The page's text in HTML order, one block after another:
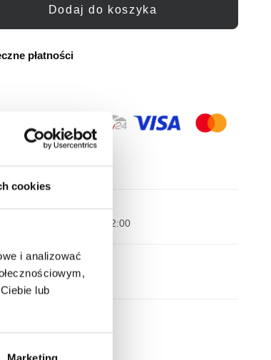
cookies
i analizować
lub
Dodaj do koszyka
płatności
nawet w 24H!
do 12:00
dostawa
zamówień od 299 zł